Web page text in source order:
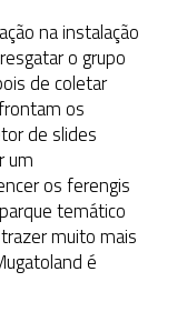
na instalação
o grupo
de coletar
os
de slides
um
os ferengis
temático
muito mais
é